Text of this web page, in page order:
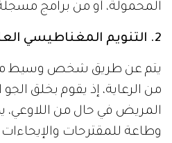
المحمولة، أو من برامج مسجلة
2. التنويم المغناطيسي العلاجي:
يتم عن طريق شخص وسيط
من الرعاية، إذ يقوم بخلق
المريض في حال من اللاوعي،
وطاعة للمقترحات والإيحاءات